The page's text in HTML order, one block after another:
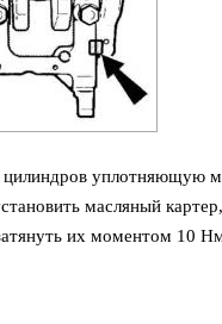
цилиндров уплотняющую
масляный
их моментом 10